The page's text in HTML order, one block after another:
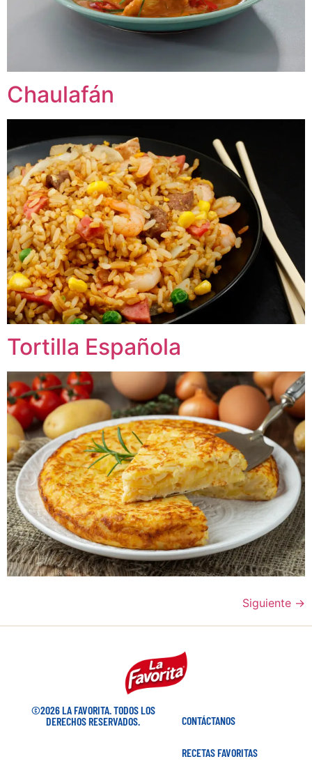
Chaulafán
Tortilla Española
Siguiente →
©2026 LA FAVORITA. TODOS LOS
DERECHOS RESERVADOS.
CONTÁCTANOS
RECETAS FAVORITAS